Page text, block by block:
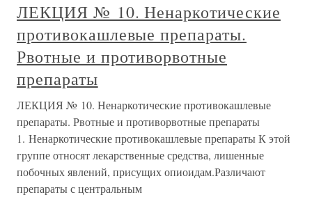
ЛЕКЦИЯ № 10. Ненаркотические
противокашлевые препараты.
Рвотные и противорвотные
препараты
ЛЕКЦИЯ № 10. Ненаркотические противокашлевые
препараты. Рвотные и противорвотные препараты
1. Ненаркотические противокашлевые препараты К этой
группе относят лекарственные средства, лишенные
побочных явлений, присущих опиоидам.Различают
препараты с центральным